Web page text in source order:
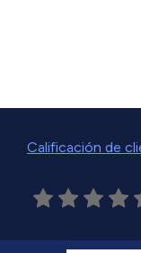
Calificación de